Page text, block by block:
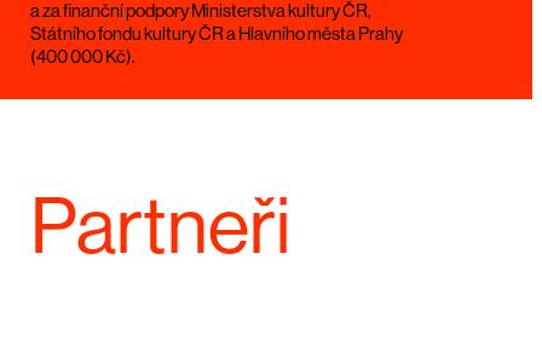
a za finanční podpory Ministerstva kultury ČR,
Státního fondu kultury ČR a Hlavního města Prahy
(400 000 Kč).
Partneři